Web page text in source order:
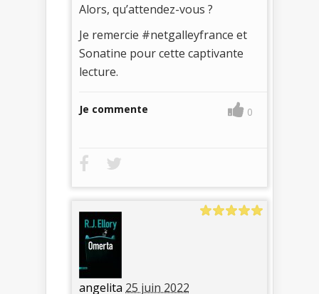
Alors, qu’attendez-vous ?
Je remercie #netgalleyfrance et
Sonatine pour cette captivante
lecture.
Je commente 0
angelita 25 juin 2022